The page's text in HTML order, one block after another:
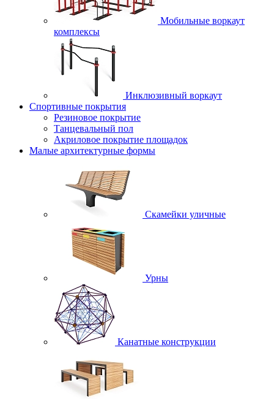
Мобильные воркаут
комплексы
Инклюзивный воркаут
Спортивные покрытия
Резиновое покрытие
Танцевальный пол
Акриловое покрытие площадок
Малые архитектурные формы
Скамейки уличные
Урны
Канатные конструкции